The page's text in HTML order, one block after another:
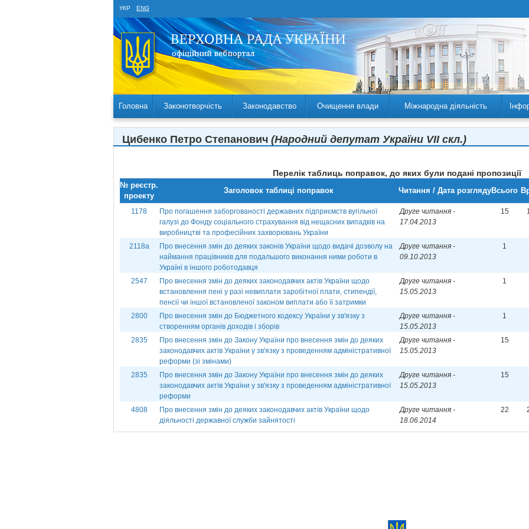
УКР ENG
Головна Законотворчість Законодавство Очищення влади Міжнародна діяльність
Цибенко Петро Степанович (Народний депутат України VII скл.)
Перелік таблиць поправок, до яких були подані пропозиції
№ реєстр.
проекту
Заголовок таблиці поправок Читання / Дата розглядуВсього
1178
Про погашення заборгованості державних підприємств вугільної
галузі до Фонду соціального страхування від нещасних випадків на
виробництві та професійних захворювань України
Друге читання -
17.04.2013
15
2118а
Про внесення змін до деяких законів України щодо видачі дозволу на
наймання працівників для подальшого виконання ними роботи в
Україні в іншого роботодавця
Друге читання -
09.10.2013
1
2547
Про внесення змін до деяких законодавчих актів України щодо
встановлення пені у разі невиплати заробітної плати, стипендії,
пенсії чи іншої встановленої законом виплати або її затримки
Друге читання -
15.05.2013
1
2800
Про внесення змін до Бюджетного кодексу України у зв'язку з
створенням органів доходів і зборів
Друге читання -
15.05.2013
1
2835
Про внесення змін до Закону України про внесення змін до деяких
законодавчих актів України у зв'язку з проведенням адміністративної
реформи (зі змінами)
Друге читання -
15.05.2013
15
2835
Про внесення змін до Закону України про внесення змін до деяких
законодавчих актів України у зв'язку з проведенням адміністративної
реформи
Друге читання -
15.05.2013
15
4808
Про внесення змін до деяких законодавчих актів України щодо
діяльності державної служби зайнятості
Друге читання -
18.06.2014
22